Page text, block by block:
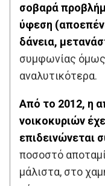
σοβαρά
ύφεση
δάνεια,
συμφωνίας
αναλυτικότερα.
Από το 2012, η
νοικοκυριών
επιδεινώνεται
ποσοστό
μάλιστα, στο